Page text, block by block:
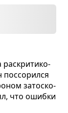
рас­кри­ти­ко­
поссо­рился
зато­ско­
что ошибки